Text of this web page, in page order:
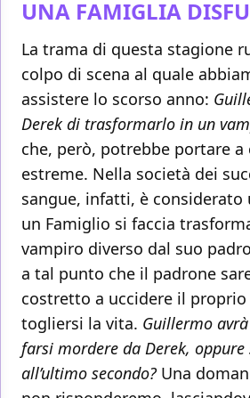
UNA FAMIGLIA
La trama di questa stagione
colpo di scena al quale
assistere lo scorso anno:
Derek di trasformarlo in un
che, però, potrebbe portare a
estreme. Nella società dei
sangue, infatti, è
un Famiglio si faccia
vampiro diverso dal suo
a tal punto che il padrone
costretto a uccidere il
togliersi la vita. Guillermo
farsi mordere da Derek,
all’ultimo secondo?Una